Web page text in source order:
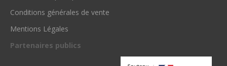
Conditions générales de vente
Mentions Légales
Partenaires publics